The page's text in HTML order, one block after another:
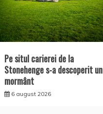
Pe situl carierei de la
Stonehenge s-a descoperit un
mormânt
6 august 2026